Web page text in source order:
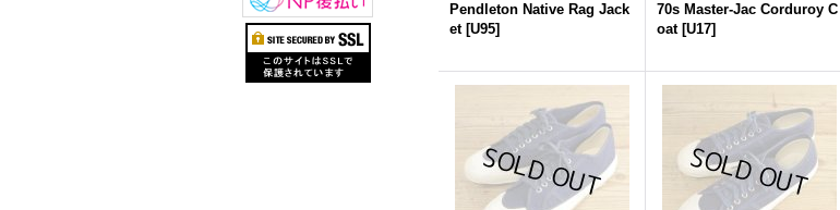
Pendleton Native Rag Jack
et [U95]
70s Master-Jac Corduroy C
oat [U17]